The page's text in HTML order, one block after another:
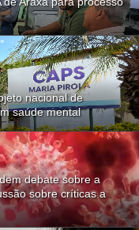
nacional de
saúde mental
debate sobre a
sobre críticas a